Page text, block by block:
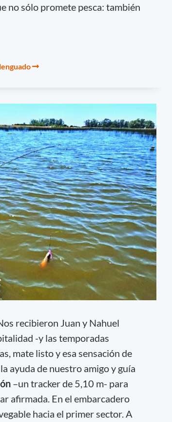
no sólo promete pesca: también
recibieron Juan y Nahuel
-y las temporadas
mate listo y esa sensación de
ayuda de nuestro amigo y guía
–un tracker de 5,10 m- para
afirmada. En el embarcadero
hacia el primer sector. A